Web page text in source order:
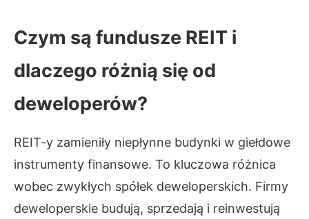
Czym są fundusze REIT i
dlaczego różnią się od
deweloperów?
REIT-y zamieniły niepłynne budynki w giełdowe
instrumenty finansowe. To kluczowa różnica
wobec zwykłych spółek deweloperskich. Firmy
deweloperskie budują, sprzedają i reinwestują